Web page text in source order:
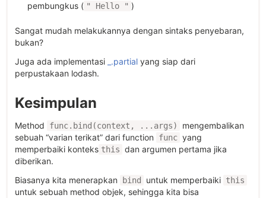
pembungkus ( " Hello " )
Sangat mudah melakukannya dengan sintaks penyebaran,
bukan?
Juga ada implementasi
_.partial yang siap dari
perpustakaan lodash.
Kesimpulan
Method func.bind(context, ...args)
mengembalikan
sebuah “varian terikat” dari function
func yang
memperbaiki konteks this dan argumen pertama jika
diberikan.
Biasanya kita menerapkan
bind untuk memperbaiki this
untuk sebuah method objek, sehingga kita bisa